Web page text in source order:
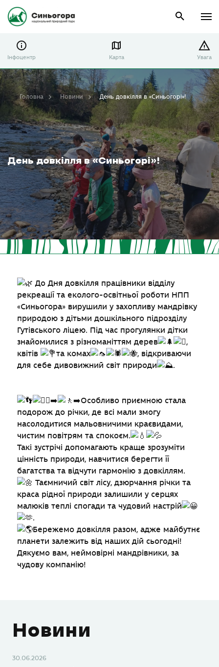
Інфоцентр Карта Увага
День довкілля в «Синьогорі»!
Головна Новини День довкілля в «Синьогорі»!
До Дня довкілля працівники відділу
рекреації та еколого-освітньої роботи НПП
«Синьогора» вирушили у захопливу мандрівку
природою з дітьми дошкільного підрозділу
Гутівського ліцею. Під час прогулянки дітки
знайомилися з різноманіттям дерев
,
квітів
та комах
, відкриваючи
для себе дивовижний світ природи
.
Особливо приємною стала
подорож до річки, де всі мали змогу
насолодитися мальовничими краєвидами,
чистим повітрям та спокоєм.
Такі зустрічі допомагають краще зрозуміти
цінність природи, навчитися берегти її
багатства та відчути гармонію з довкіллям.
Таємничий світ лісу, дзюрчання річки та
краса рідної природи залишили у серцях
малюків теплі спогади та чудовий настрій
.
Бережемо довкілля разом, адже майбутнє
планети залежить від наших дій сьогодні!
Дякуємо вам, неймовірні мандрівники, за
чудову компанію!
Новини
30.06.2026